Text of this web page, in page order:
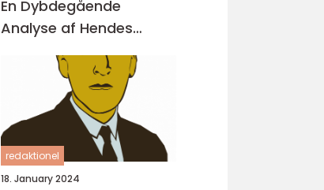
En Dybdegående
Analyse af Hendes
Forfatterskab
redaktionel
18. January 2024